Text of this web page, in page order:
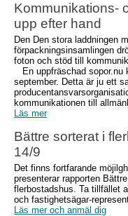
Kommunikations-
upp efter hand
Den Den stora laddningen
förpackningsinsamlingen
foton och stöd till
En uppfräschad sopor.nu
september. Detta är ju ett
kommunikationen till
Läs mer
Bättre sorterat i
14/9
Det finns fortfarande
presenterar rapporten
flerbostadshus. Ta tillfället
och fastighetsägar-
Läs mer och anmäl dig